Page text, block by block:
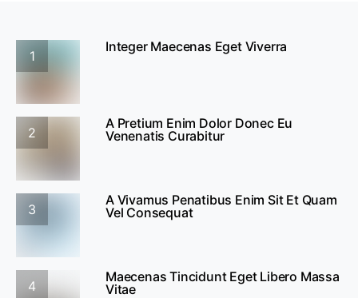
1
Integer Maecenas Eget Viverra
2
A Pretium Enim Dolor Donec Eu
Venenatis Curabitur
3
A Vivamus Penatibus Enim Sit Et Quam
Vel Consequat
4
Maecenas Tincidunt Eget Libero Massa
Vitae